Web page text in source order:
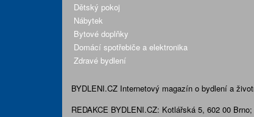
Dětský pokoj
Nábytek
Bytové doplňky
Domácí spotřebiče a elektronika
Zdravé bydlení
BYDLENI.CZ Internetový magazín o bydlení a
REDAKCE BYDLENI.CZ: Kotlářská 5, 602 00 Brno;